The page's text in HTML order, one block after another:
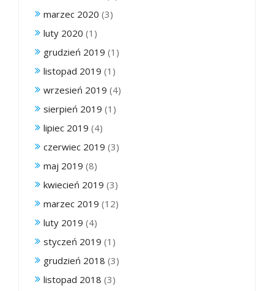
marzec 2020 (3)
luty 2020 (1)
grudzień 2019 (1)
listopad 2019 (1)
wrzesień 2019 (4)
sierpień 2019 (1)
lipiec 2019 (4)
czerwiec 2019 (3)
maj 2019 (8)
kwiecień 2019 (3)
marzec 2019 (12)
luty 2019 (4)
styczeń 2019 (1)
grudzień 2018 (3)
listopad 2018 (3)